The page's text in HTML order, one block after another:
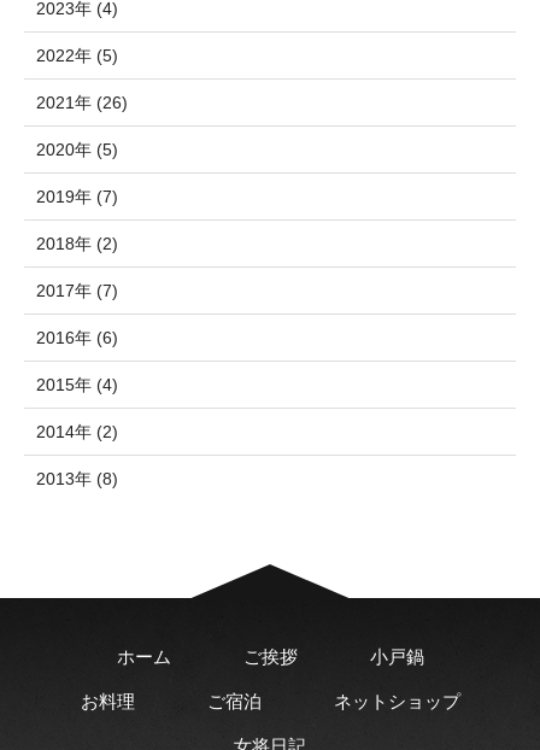
2023年 (4)
2022年 (5)
2021年 (26)
2020年 (5)
2019年 (7)
2018年 (2)
2017年 (7)
2016年 (6)
2015年 (4)
2014年 (2)
2013年 (8)
ホーム ご挨拶 小戸鍋
お料理 ご宿泊 ネットショップ